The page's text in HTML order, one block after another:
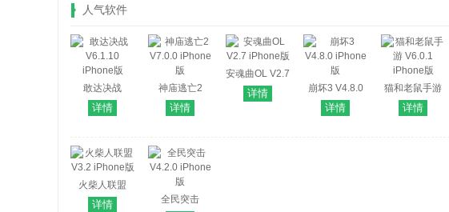
人气软件
敢达决战
V6.1.10
iPhone版
详情
神庙逃亡2
V7.0.0 iPhone
版
详情
安魂曲OL V2.7
iPhone版
详情
崩坏3 V4.8.0
iPhone版
详情
猫和老鼠手游
V6.0.1 iPhone
版
详情
火柴人联盟
V3.2 iPhone版
详情
全民突击